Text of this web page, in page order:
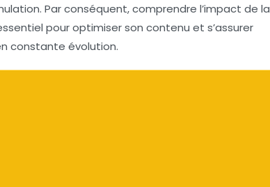
Par conséquent, comprendre l’impact de la
pour optimiser son contenu et s’assurer
constante évolution.